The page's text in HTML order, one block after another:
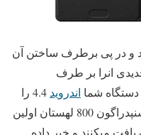
و در پی برطرف ساختن آن
جدیدی انرا بر طرف
شما اندروید
4.4 را
داشته باشد.دستگاههای با پردازنده اسنپدراگون 800 لهستان اولین
میکنند و خبر داده